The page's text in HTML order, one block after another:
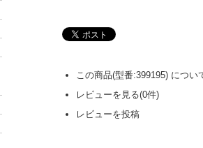
この商品(型番:399195) につい
レビューを見る(0件)
レビューを投稿